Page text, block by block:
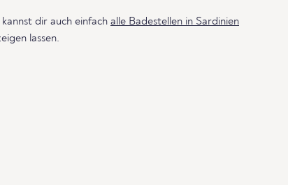
kannst dir auch einfach alle Badestellen in Sardinien
lassen.